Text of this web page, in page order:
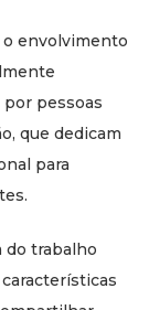
envolvimento
pessoas
que dedicam
para
do trabalho